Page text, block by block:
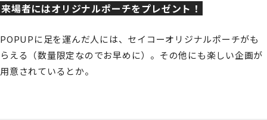
来場者にはオリジナルポーチをプレゼント！
POPUPに足を運んだ人には、セイコーオリジナルポーチがも
らえる（数量限定なのでお早めに）。その他にも楽しい企画が
用意されているとか。